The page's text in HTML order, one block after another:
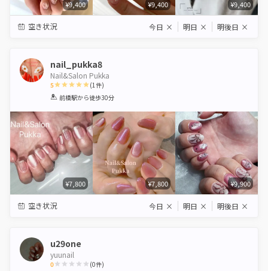
¥9,400 ¥9,400 ¥9,400
空き状況 今日 × 明日 × 明後日 ×
nail_pukka8
Nail&Salon Pukka
5
1 2 3 4 5
(1件)
前橋駅から徒歩30分
¥7,800 ¥7,800 ¥9,900
空き状況 今日 × 明日 × 明後日 ×
u29one
yuunail
0 (0件)